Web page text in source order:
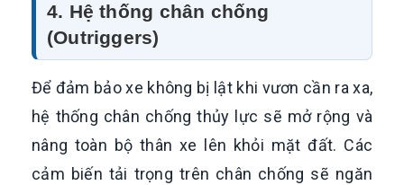
4. Hệ thống chân chống
(Outriggers)
Để đảm bảo xe không bị lật khi vươn cần ra xa,
hệ thống chân chống thủy lực sẽ mở rộng và
nâng toàn bộ thân xe lên khỏi mặt đất. Các
cảm biến tải trọng trên chân chống sẽ ngăn